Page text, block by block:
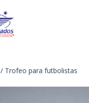
/ Trofeo para futbolistas